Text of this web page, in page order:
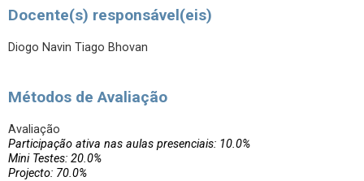
Docente(s) responsável(eis)
Diogo Navin Tiago Bhovan
Métodos de Avaliação
Avaliação
Participação ativa nas aulas presenciais: 10.0%
Mini Testes: 20.0%
Projecto: 70.0%